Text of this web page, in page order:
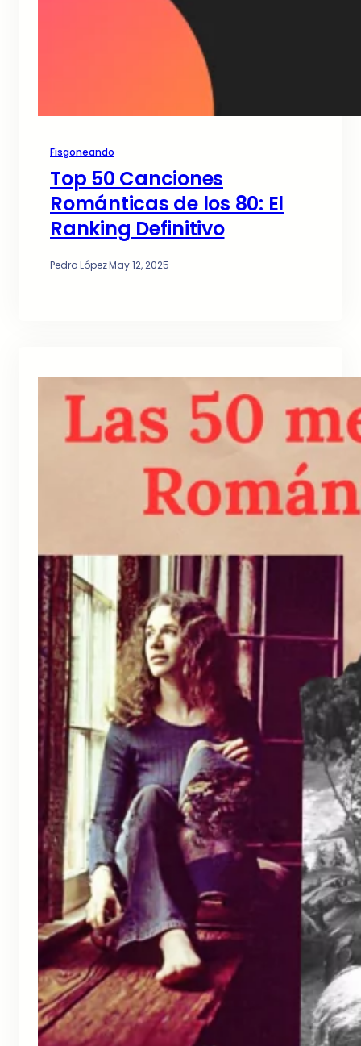
Fisgoneando
Top 50 Canciones
Románticas de los 80: El
Ranking Definitivo
Pedro López·May 12, 2025